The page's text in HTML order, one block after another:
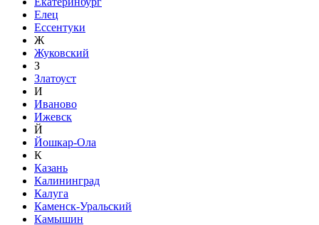
Елец
Ессентуки
Ж
Жуковский
З
Златоуст
И
Иваново
Ижевск
Й
Йошкар-Ола
К
Казань
Калининград
Калуга
Каменск-Уральский
Камышин